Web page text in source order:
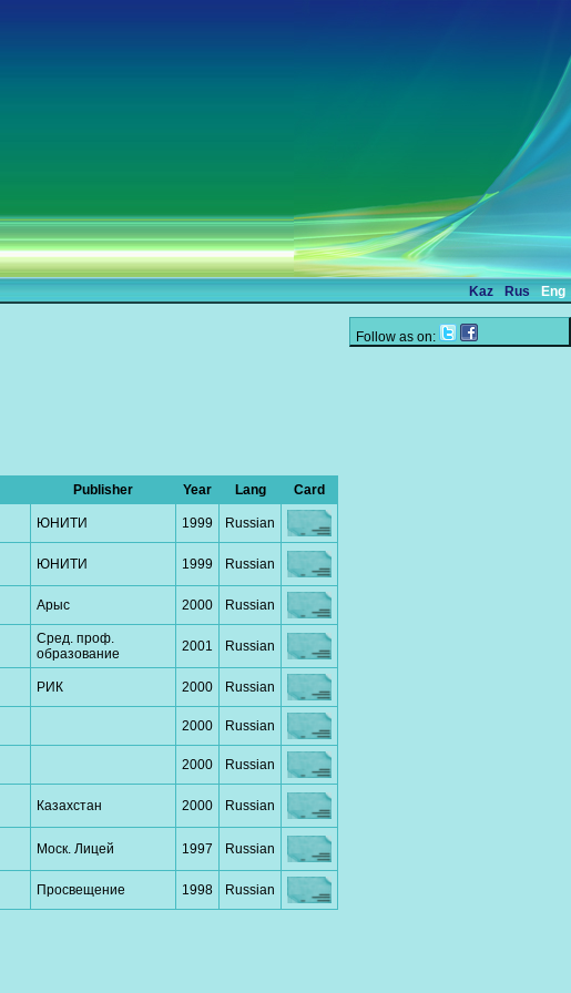
Kaz Rus Eng
Publisher Year Lang Card
ЮНИТИ 1999 Russian
ЮНИТИ 1999 Russian
Арыс 2000 Russian
Сред. проф.
образование
2001 Russian
РИК 2000 Russian
2000 Russian
2000 Russian
Казахстан 2000 Russian
Моск. Лицей 1997 Russian
Просвещение 1998 Russian
Follow as on: